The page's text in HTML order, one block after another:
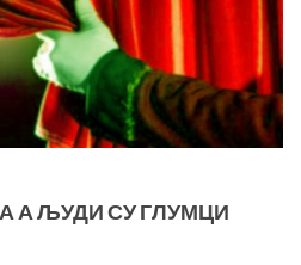
А ЉУДИ СУ ГЛУМЦИ